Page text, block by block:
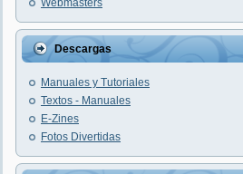
Webmasters
Descargas
Manuales y Tutoriales
Textos - Manuales
E-Zines
Fotos Divertidas